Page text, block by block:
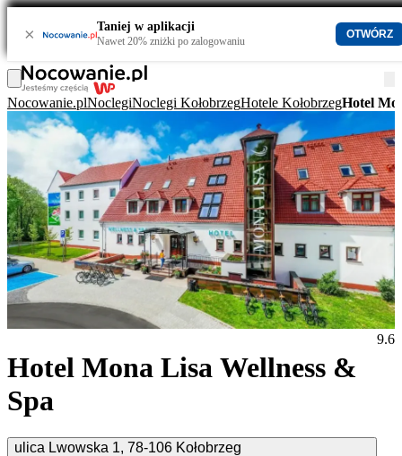
× Taniej w aplikacji
Nawet 20% zniżki po zalogowaniu
OTWÓRZ
Nocowanie.plNoclegiNoclegi KołobrzegHotele KołobrzegHotel
Hotel Mona Lisa Wellness &
Spa
ulica Lwowska 1, 78-106 Kołobrzeg
9.6